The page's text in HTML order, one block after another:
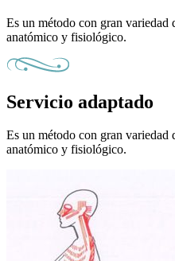
Es un método con gran variedad
anatómico y fisiológico.
Servicio adaptado
Es un método con gran variedad
anatómico y fisiológico.